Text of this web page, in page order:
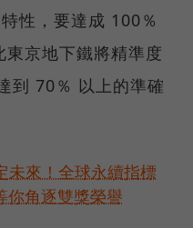
性，要達成 100％
京地下鐵將精準度
到 70％ 以上的準確
未來！全球永續指標
角逐雙獎榮譽